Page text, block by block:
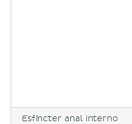
Esfíncter anal interno